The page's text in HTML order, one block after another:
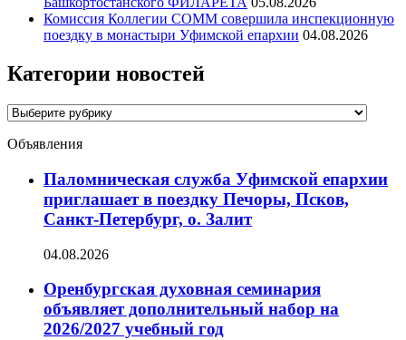
Комиссия Коллегии СОММ совершила инспекционную
поездку в монастыри Уфимской епархии 04.08.2026
Категории новостей
Категории
Объявления
Паломническая служба Уфимской епархии
приглашает в поездку Печоры, Псков,
Санкт-Петербург, о. Залит
04.08.2026
Оренбургская духовная семинария
объявляет дополнительный набор на
2026/2027 учебный год